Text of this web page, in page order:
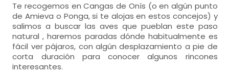
Te recogemos en Cangas de Onís (o en algún punto
de Amieva o Ponga, si te alojas en estos concejos) y
salimos a buscar las aves que pueblan este paso
natural , haremos paradas dónde habitualmente es
fácil ver pájaros, con algún desplazamiento a pie de
corta duración para conocer algunos rincones
interesantes.